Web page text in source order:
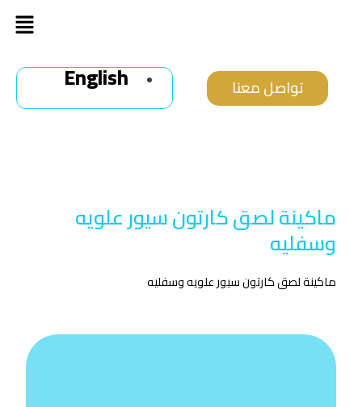
تواصل معنا English
ماكينة لصق كارتون سيور علويه
وسفليه
ماكينة لصق كارتون سيور علويه وسفليه